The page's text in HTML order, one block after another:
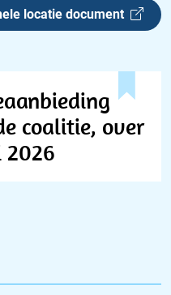
locatie document
coalitie, over
2026